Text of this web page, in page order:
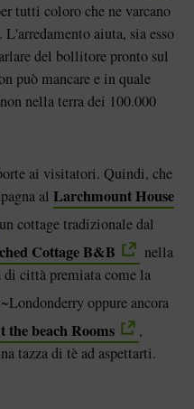
tutti coloro che ne varcano
aiuta, sia esso
del bollitore pronto sul
può mancare e in quale
nella terra dei 100.000
ai visitatori. Quindi, che
al Larchmount House
un cottage tradizionale dal
Cottage B&B nella
di città premiata come la
oppure ancora
the beach Rooms
,
tazza di tè ad aspettarti.